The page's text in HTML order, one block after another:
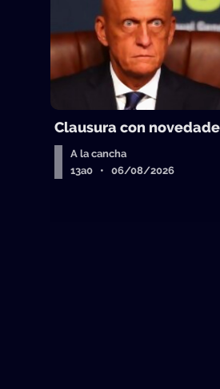
Clausura con
A la cancha
13a0 • 06/08/2026